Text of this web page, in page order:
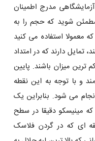
مدرج اطمینان
شوید که حجم را به
معمولا استفاده می کنید
دارند که در امتداد
ترین میزان باشند. پایین
و با توجه به این نقطه
می شود. بنابراین یک
مینیسکو دقیقا در سطح
ای که در گردن فلاسک